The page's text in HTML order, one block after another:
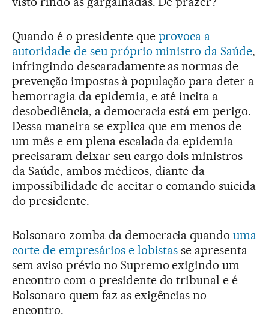
Quando é o presidente que provoca a
autoridade de seu próprio ministro da Saúde,
infringindo descaradamente as normas de
prevenção impostas à população para deter a
hemorragia da epidemia, e até incita a
desobediência, a democracia está em perigo.
Dessa maneira se explica que em menos de
um mês e em plena escalada da epidemia
precisaram deixar seu cargo dois ministros
da Saúde, ambos médicos, diante da
impossibilidade de aceitar o comando suicida
do presidente.
Bolsonaro zomba da democracia quandouma
corte de empresários e lobistas se apresenta
sem aviso prévio no Supremo exigindo um
encontro com o presidente do tribunal e é
Bolsonaro quem faz as exigências no
encontro.